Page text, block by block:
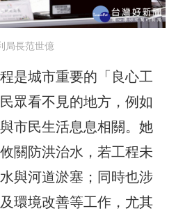
局長范世億
是城市重要的「良心工
眾看不見的地方，例如
市民生活息息相關。她
關防洪治水，若工程未
與河道淤塞；同時也涉
環境改善等工作，尤其